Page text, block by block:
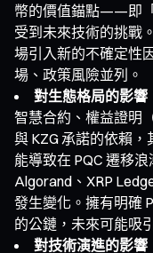
幣的價值錨點——即
受到未來技術的挑戰
場引入新的不確定性
場、政策風險並列。
對生態格局的影響
智慧合約、權益證明
與 KZG 承諾的依賴
能導致在 PQC 遷移
Algorand、XRP
發生變化。擁有明確
的公鏈，未來可能吸
對技術演進的影響